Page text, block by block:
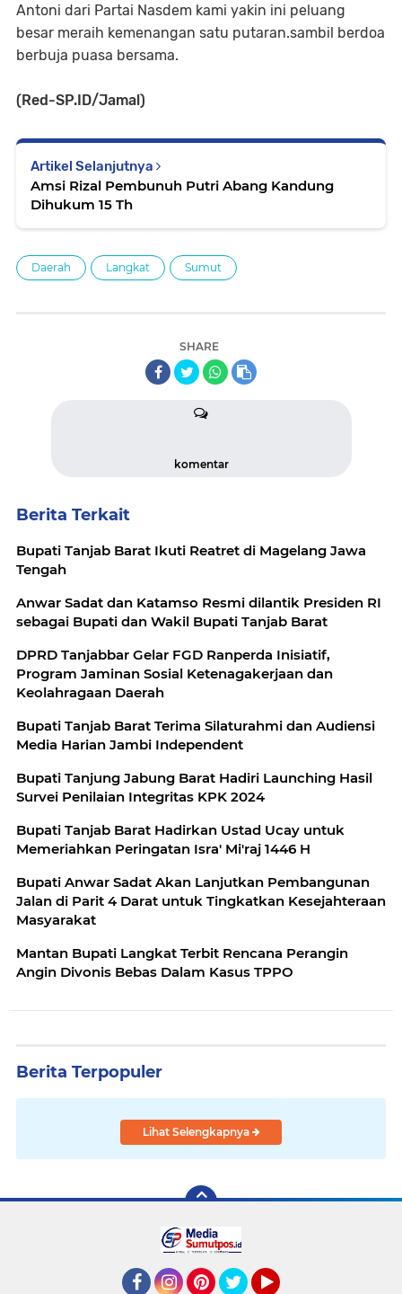
Antoni dari Partai Nasdem kami yakin ini peluang
besar meraih kemenangan satu putaran.sambil berdoa
berbuja puasa bersama.
(Red-SP.ID/Jamal)
Artikel Selanjutnya
Amsi Rizal Pembunuh Putri Abang Kandung
Dihukum 15 Th
Daerah Langkat Sumut
SHARE
komentar
Berita Terkait
Bupati Tanjab Barat Ikuti Reatret di Magelang Jawa
Tengah
Anwar Sadat dan Katamso Resmi dilantik Presiden RI
sebagai Bupati dan Wakil Bupati Tanjab Barat
DPRD Tanjabbar Gelar FGD Ranperda Inisiatif,
Program Jaminan Sosial Ketenagakerjaan dan
Keolahragaan Daerah
Bupati Tanjab Barat Terima Silaturahmi dan Audiensi
Media Harian Jambi Independent
Bupati Tanjung Jabung Barat Hadiri Launching Hasil
Survei Penilaian Integritas KPK 2024
Bupati Tanjab Barat Hadirkan Ustad Ucay untuk
Memeriahkan Peringatan Isra' Mi'raj 1446 H
Bupati Anwar Sadat Akan Lanjutkan Pembangunan
Jalan di Parit 4 Darat untuk Tingkatkan Kesejahteraan
Masyarakat
Mantan Bupati Langkat Terbit Rencana Perangin
Angin Divonis Bebas Dalam Kasus TPPO
Berita Terpopuler
Lihat Selengkapnya